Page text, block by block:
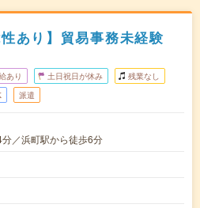
あり】貿易事務未経験
あり 土日祝日が休み 残業なし
派遣
／浜町駅から徒歩6分